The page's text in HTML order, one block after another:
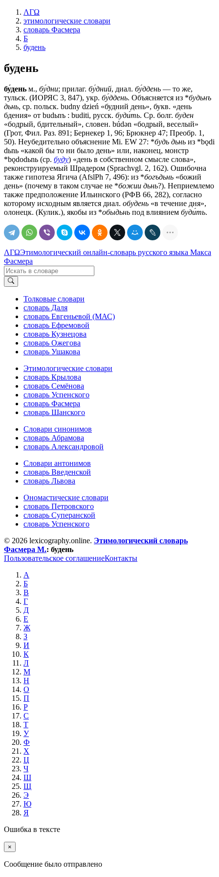
ΛΓΩ
этимологические словари
словарь Фасмера
Б
будень
будень
бу́день м., бу́дни; прилаг. бу́дний, диал. бу́ддень — то же,
тульск. (ИОРЯС 3, 847), укр. бу́ддень. Объясняется из *будьнъ
дьнь, ср. польск. budny dzień «будний день», букв. «день
бдения» от budьnъ : buditi, русск. буди́ть. Ср. болг. буден
«бодрый, бдительный», словен. búdǝn «бодрый, веселый»
(Грот, Фил. Раз. 891; Бернекер 1, 96; Брюкнер 47; Преобр. 1,
50). Неубедительно объяснение Mi. EW 27: *будь дьнь из *bǫdi
dьnь «какой бы то ни было день» или, наконец, монстр
*bǫdodьnь (ср. буду) «день в собственном смысле слова»,
реконструируемый Шрадером (Sprachvgl. 2, 162). Ошибочна
также гипотеза Ягича (AfslPh 7, 496): из *богъдьнь «божий
день» (почему в таком случае не *божии дьнь?). Неприемлемо
также предположение Ильинского (РФВ 66, 282), согласно
которому исходным является диал. обудень «в течение дня»,
олонецк. (Кулик.), якобы из *обыдьнь под влиянием буди́ть.
ΛΓΩЭтимологический онлайн-словарь русского языка Макса
Фасмера
Толковые словари
словарь Даля
словарь Евгеньевой (МАС)
словарь Ефремовой
словарь Кузнецова
словарь Ожегова
словарь Ушакова
Этимологические словари
словарь Крылова
словарь Семёнова
словарь Успенского
словарь Фасмера
словарь Шанского
Словари синонимов
словарь Абрамова
словарь Александровой
Словари антонимов
словарь Введенской
словарь Львова
Ономастические словари
словарь Петровского
словарь Суперанской
словарь Успенского
© 2026 lexicography.online. Этимологический словарь
Фасмера М.: будень
Пользовательское соглашениеКонтакты
А
Б
В
Г
Д
Е
Ж
З
И
К
Л
М
Н
О
П
Р
С
Т
У
Ф
Х
Ц
Ч
Ш
Щ
Э
Ю
Я
Ошибка в тексте
×
Cообщение было отправлено